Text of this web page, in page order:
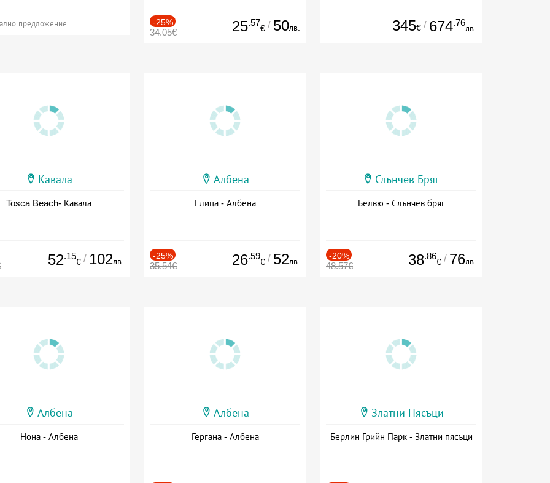
предложение -25%
34.05€ 25.57
€ / 50лв. 345€ / 674.76
лв.
Кавала
Tosca Beach- Кавала
52.15
€ / 102лв.
Албена
Елица - Албена
-25%
35.54€ 26.59
€ / 52лв.
Слънчев Бряг
Белвю - Слънчев бряг
-20%
48.57€ 38.86
€ / 76лв.
Албена
Нона - Албена
Албена
Гергана - Албена
Златни Пясъци
Берлин Грийн Парк - Златни пясъци